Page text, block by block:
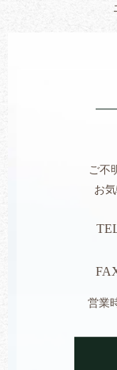
ご不
お
営業